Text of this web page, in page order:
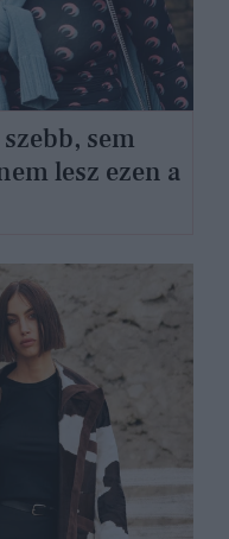
sem
lesz ezen a